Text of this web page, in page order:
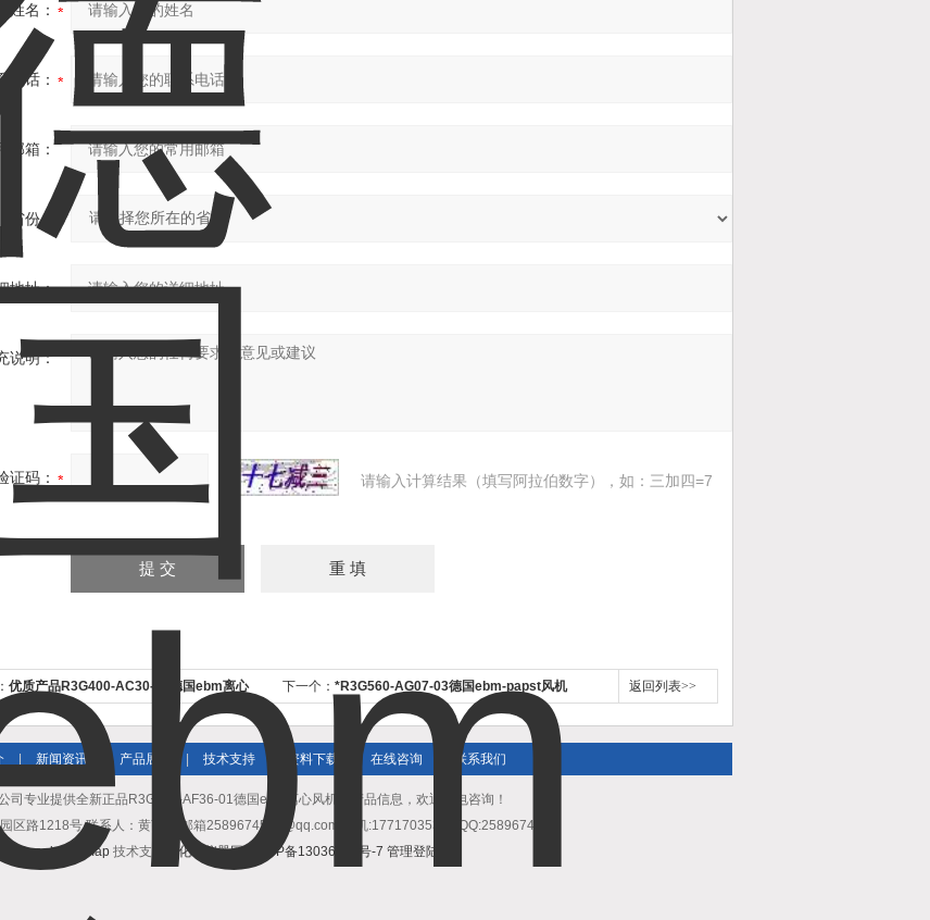
姓名：
电话：
邮箱：
省份：
地址：
说明：
证码： 请输入计算结果（填写阿拉伯数字），如：三加四=7
优质产品R3G400-AC30-61德国ebm离心 下一个： *R3G560-AG07-03德国ebm-papst风机 返回列表>>
新闻资讯 产品展示 | 技术支持 | 资料下载 在线咨询 联系我们
司专业提供全新正品R3G630-AF36-01德国ebm离心风机等产品信息，欢迎来电咨询！
区路1218号 联系人：黄亨清 邮箱2589674531@qq.com 手机:17717035307 QQ:2589674531
GoogleSitemap技术支持： 化工仪器网 沪ICP备13036225号-7 管理登陆